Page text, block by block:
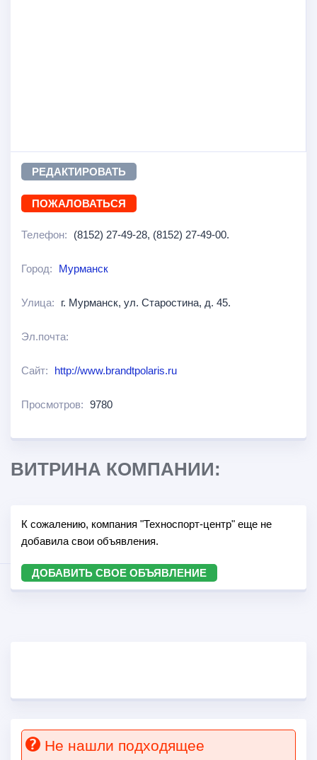
РЕДАКТИРОВАТЬ
ПОЖАЛОВАТЬСЯ
Телефон: (8152) 27-49-28, (8152) 27-49-00.
Город: Мурманск
Улица: г. Мурманск, ул. Старостина, д. 45.
Эл.почта:
Сайт: http://www.brandtpolaris.ru
Просмотров: 9780
ВИТРИНА КОМПАНИИ:
К сожалению, компания "Техноспорт-центр" еще не
добавила свои объявления.
ДОБАВИТЬ СВОЕ ОБЪЯВЛЕНИЕ
Не нашли подходящее